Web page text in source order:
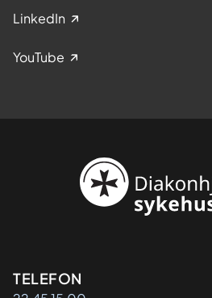
LinkedIn
YouTube
Kontaktinformasjon
TELEFON